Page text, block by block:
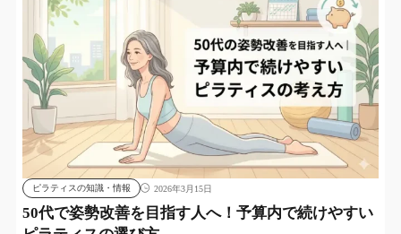
ピラティスの知識・情報 2026年3月15日
50代で姿勢改善を目指す人へ！予算内で続けやすい